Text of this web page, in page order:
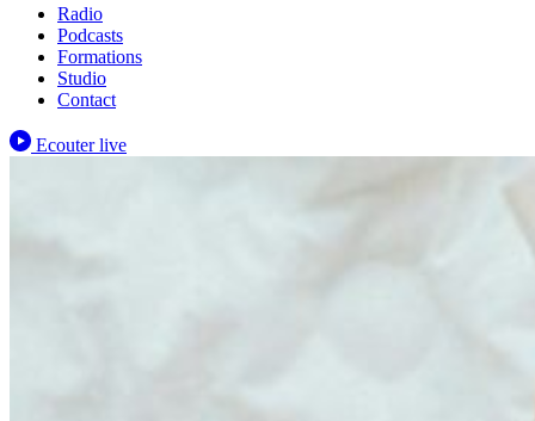
Radio
Podcasts
Formations
Studio
Contact
Ecouter live